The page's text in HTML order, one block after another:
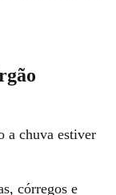
a chuva estiver
córregos e